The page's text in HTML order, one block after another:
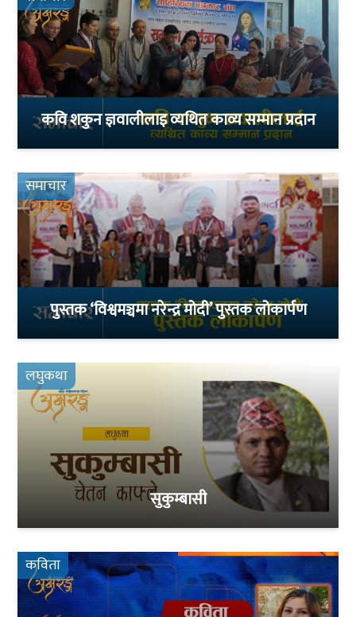
कवि शकुन ज्ञवालीलाइ व्यथित काव्य सम्मान प्रदान
समाचार
पुस्तक ‘विश्वमञ्चमा नरेन्द्र मोदी’ पुस्तक लोकार्पण
लघुकथा
सुकुम्बासी
कविता